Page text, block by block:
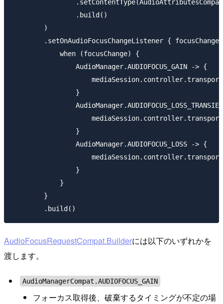
                .build()
        )
.setOnAudioFocusChangeListener { focusChange
            when (focusChange) {
                AudioManager.AUDIOFOCUS_GAIN -> {
                }
                }
                AudioManager.AUDIOFOCUS_LOSS -> {
                }
            }
        }
AudioFocusRequestCompat.Builderには以下のいずれかを
渡します。
AudioManagerCompat.AUDIOFOCUS_GAIN
フォーカス取得後、破棄するタイミングが不定の場